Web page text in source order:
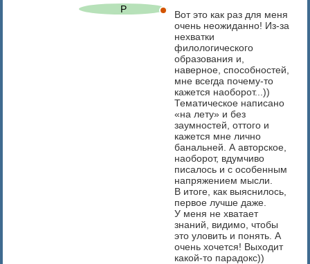
Вот это как раз для меня
очень неожиданно! Из-за
нехватки
филологического
образования и,
наверное, способностей,
мне всегда почему-то
кажется наоборот...))
Тематическое написано
«на лету» и без
заумностей, оттого и
кажется мне лично
банальней. А авторское,
наоборот, вдумчиво
писалось и с особенным
напряжением мысли.
В итоге, как выяснилось,
первое лучше даже.
У меня не хватает
знаний, видимо, чтобы
это уловить и понять. А
очень хочется! Выходит
какой-то парадокс))